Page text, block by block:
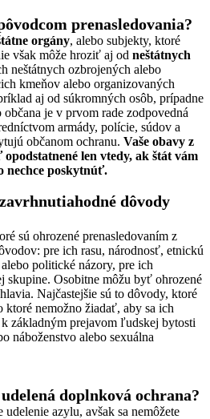
prenasledovania?
orgány, alebo subjekty, ktoré
však môže hroziť aj od neštátnych
neštátnych ozbrojených alebo
kmeňov alebo organizovaných
aj od súkromných osôb, prípadne
je v prvom rade zodpovedná
armády, polície, súdov a
občanom ochranu. Vaše obavy z
len vtedy, ak štát vám
nechce poskytnúť.
dôvody
sú ohrozené prenasledovaním z
pre ich rasu, národnosť, etnickú
politické názory, pre ich
skupine. Osobitne môžu byť ohrozené
Najčastejšie sú to dôvody, ktoré
nemožno žiadať, aby sa ich
základným prejavom ľudskej bytosti
náboženstvo alebo sexuálna
doplnková ochrana?
azylu, avšak sa nemôžete